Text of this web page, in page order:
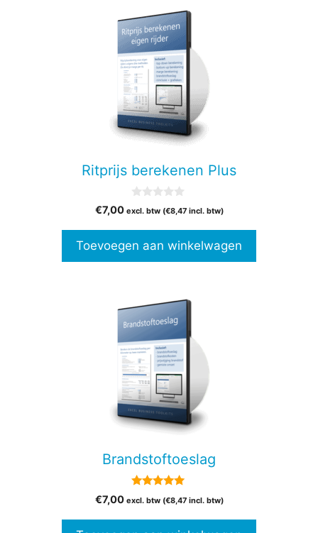
Ritprijs berekenen Plus
v
5
€7,00 excl. btw (€8,47incl. btw)
Toevoegen aan winkelwagen
Brandstoftoeslag
5.00
van 5
€7,00 excl. btw (€8,47incl. btw)